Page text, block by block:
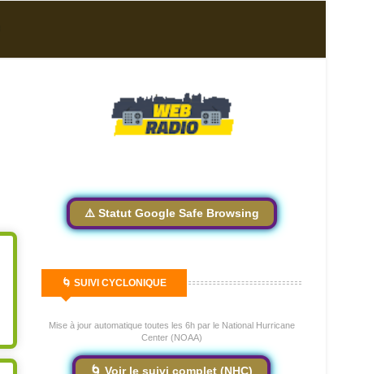
⚠️ Statut Google Safe Browsing
🌀 SUIVI CYCLONIQUE
Mise à jour automatique toutes les 6h par le National Hurricane
Center (NOAA)
🌀 Voir le suivi complet (NHC)